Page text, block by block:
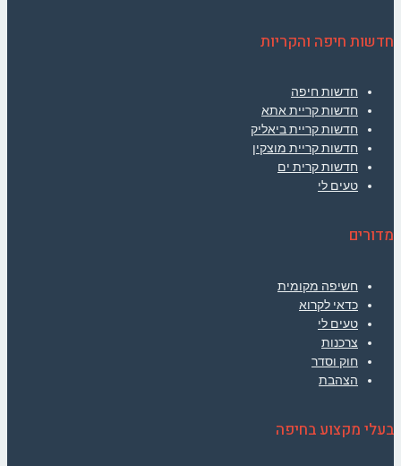
חדשות חיפה והקריות
חדשות חיפה
חדשות קריית אתא
חדשות קריית ביאליק
חדשות קריית מוצקין
חדשות קרית ים
טעים לי
מדורים
חשיפה מקומית
כדאי לקרוא
טעים לי
צרכנות
חוק וסדר
הצהבת
בעלי מקצוע בחיפה